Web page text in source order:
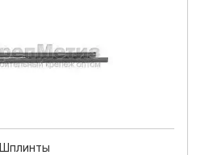
Шплинты